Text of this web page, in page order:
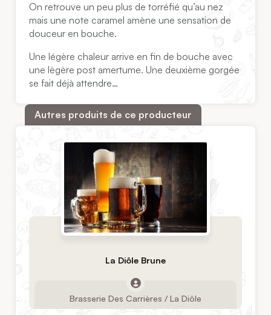
On retrouve un peu plus de torréfié qu’au nez
mais une note caramel amène une sensation de
douceur en bouche.
Une légère chaleur arrive en fin de bouche avec
une lègère post amertume. Une deuxième gorgée
se fait déjà attendre…
Autres produits de ce producteur
La Diôle Brune
Brasserie Des Carrières / La Diôle